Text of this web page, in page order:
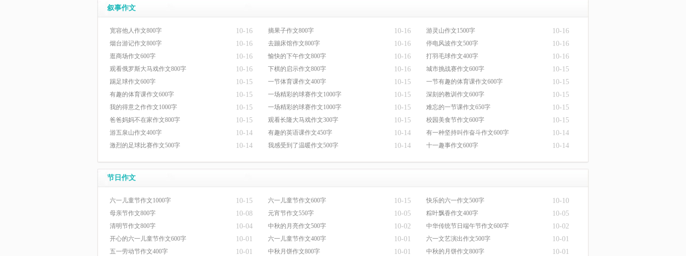
叙事作文
宽容他人作文800字 10-16 摘果子作文800字 10-16 游灵山作文1500字 10-16
烟台游记作文800字 10-16 去蹦床馆作文800字 10-16 停电风波作文500字 10-16
逛商场作文600字 10-16 愉快的下午作文800字 10-16 打羽毛球作文400字 10-16
观看俄罗斯大马戏作文800字 10-16 下棋的启示作文800字 10-16 城市挑战赛作文600字 10-15
踢足球作文600字 10-15 一节体育课作文400字 10-15 一节有趣的体育课作文600字 10-15
有趣的体育课作文600字 10-15 一场精彩的球赛作文1000字 10-15 深刻的教训作文600字 10-15
我的得意之作作文1000字 10-15 一场精彩的球赛作文1000字 10-15 难忘的一节课作文650字 10-15
爸爸妈妈不在家作文800字 10-15 观看长隆大马戏作文300字 10-15 校园美食节作文600字 10-15
游五泉山作文400字 10-14 有趣的英语课作文450字 10-14 有一种坚持叫作奋斗作文600字 10-14
激烈的足球比赛作文500字 10-14 我感受到了温暖作文500字 10-14 十一趣事作文600字 10-14
节日作文
六一儿童节作文1000字 10-15 六一儿童节作文600字 10-15 快乐的六一作文500字 10-10
母亲节作文800字 10-08 元宵节作文550字 10-05 粽叶飘香作文400字 10-05
清明节作文800字 10-04 中秋的月亮作文500字 10-02 中华传统节日端午节作文600字 10-02
开心的六一儿童节作文600字 10-01 六一儿童节作文400字 10-01 六一文艺演出作文500字 10-01
五一劳动节作文400字 10-01 中秋月饼作文800字 10-01 中秋的月饼作文800字 10-01